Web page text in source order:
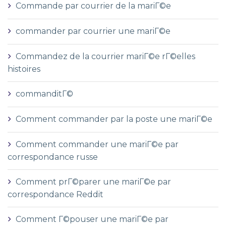
Commande par courrier de la mariГ©e
commander par courrier une mariГ©e
Commandez de la courrier mariГ©e rГ©elles
histoires
commanditГ©
Comment commander par la poste une mariГ©e
Comment commander une mariГ©e par
correspondance russe
Comment prГ©parer une mariГ©e par
correspondance Reddit
Comment Г©pouser une mariГ©e par